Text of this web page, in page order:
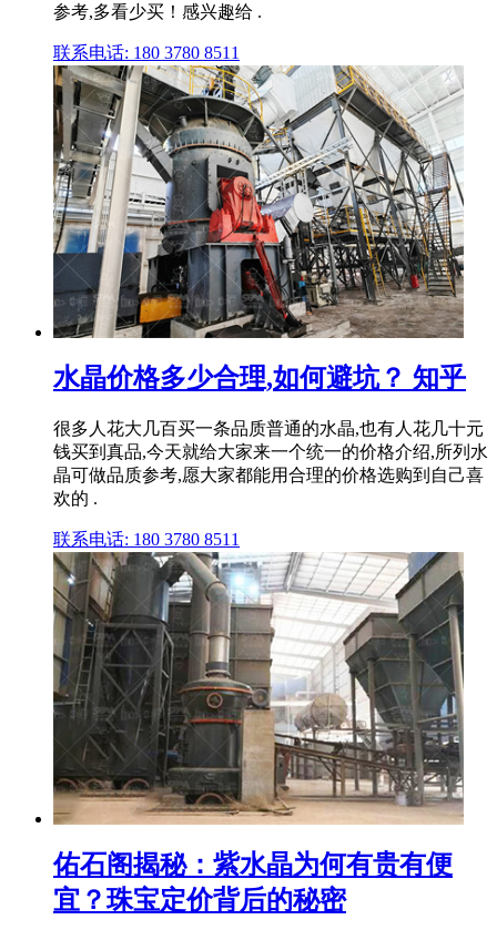
参考,多看少买！感兴趣给 .
联系电话: 180 3780 8511
水晶价格多少合理,如何避坑？ 知乎
很多人花大几百买一条品质普通的水晶,也有人花几十元
钱买到真品,今天就给大家来一个统一的价格介绍,所列水
晶可做品质参考,愿大家都能用合理的价格选购到自己喜
欢的 .
联系电话: 180 3780 8511
佑石阁揭秘：紫水晶为何有贵有便
宜？珠宝定价背后的秘密